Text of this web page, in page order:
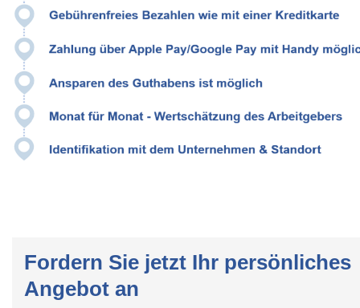
Fordern Sie jetzt Ihr persönliches
Angebot an